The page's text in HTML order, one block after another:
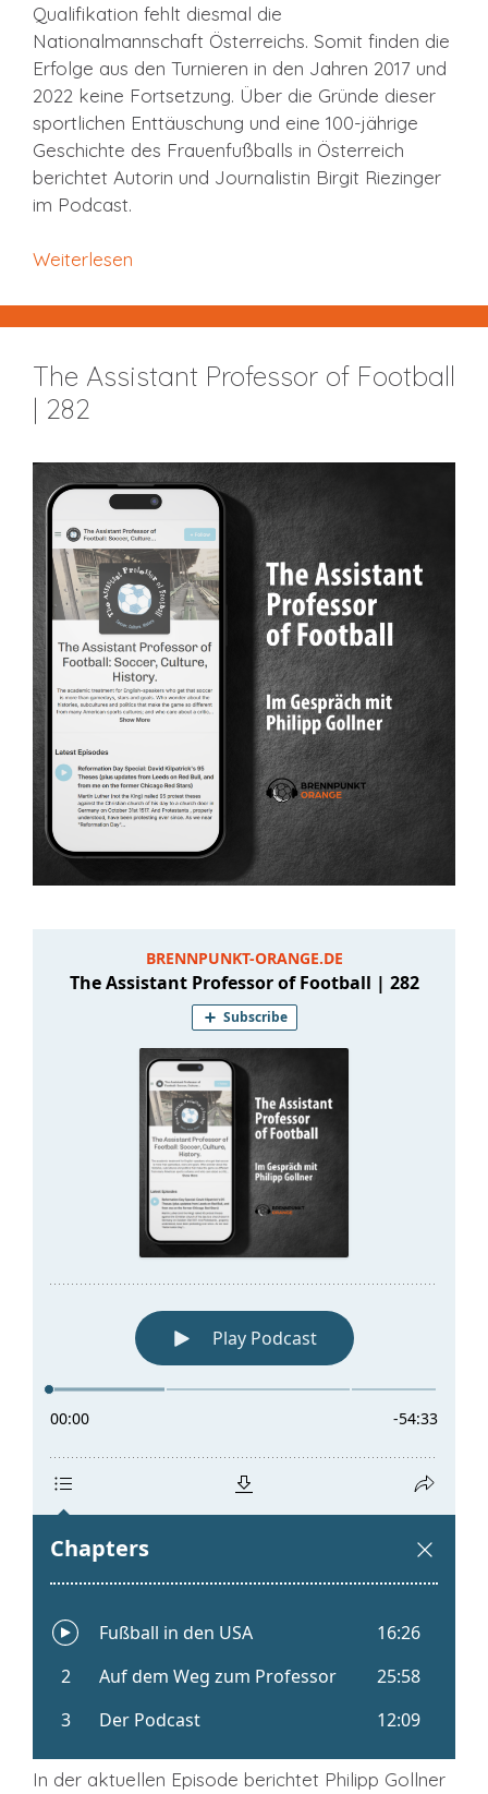
Qualifikation fehlt diesmal die
Nationalmannschaft Österreichs. Somit finden die
Erfolge aus den Turnieren in den Jahren 2017 und
2022 keine Fortsetzung. Über die Gründe dieser
sportlichen Enttäuschung und eine 100-jährige
Geschichte des Frauenfußballs in Österreich
berichtet Autorin und Journalistin Birgit Riezinger
im Podcast.
Weiterlesen
The Assistant Professor of Football
| 282
In der aktuellen Episode berichtet Philipp Gollner